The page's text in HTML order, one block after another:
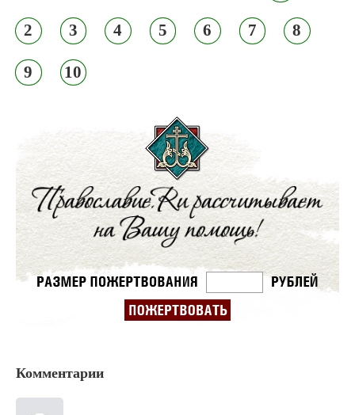
2 3 4 5 6 7 8
9 10
Комментарии